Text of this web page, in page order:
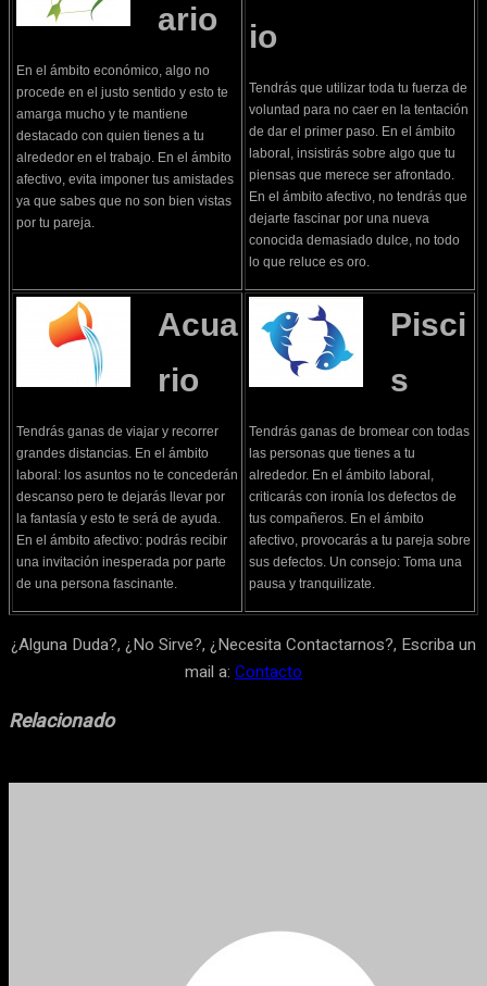
ario
En el ámbito económico, algo no
procede en el justo sentido y esto te
amarga mucho y te mantiene
destacado con quien tienes a tu
alrededor en el trabajo. En el ámbito
afectivo, evita imponer tus amistades
ya que sabes que no son bien vistas
por tu pareja.
io
Tendrás que utilizar toda tu fuerza de
voluntad para no caer en la tentación
de dar el primer paso. En el ámbito
laboral, insistirás sobre algo que tu
piensas que merece ser afrontado.
En el ámbito afectivo, no tendrás que
dejarte fascinar por una nueva
conocida demasiado dulce, no todo
lo que reluce es oro.
Acua
rio
Tendrás ganas de viajar y recorrer
grandes distancias. En el ámbito
laboral: los asuntos no te concederán
descanso pero te dejarás llevar por
la fantasía y esto te será de ayuda.
En el ámbito afectivo: podrás recibir
una invitación inesperada por parte
de una persona fascinante.
Pisci
s
Tendrás ganas de bromear con todas
las personas que tienes a tu
alrededor. En el ámbito laboral,
criticarás con ironía los defectos de
tus compañeros. En el ámbito
afectivo, provocarás a tu pareja sobre
sus defectos. Un consejo: Toma una
pausa y tranquilizate.
¿Alguna Duda?, ¿No Sirve?, ¿Necesita Contactarnos?, Escriba un
mail a: Contacto
Relacionado